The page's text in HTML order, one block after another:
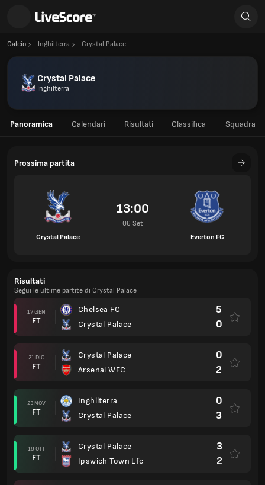
Calcio Inghilterra Crystal Palace
Crystal Palace
Inghilterra
Panoramica Calendari Risultati Classifica Squadra
Prossima partita
Crystal Palace
13:00
06 Set
Everton FC
Risultati
Segui le ultime partite di Crystal Palace
17 GEN
FT
Chelsea FC
Crystal Palace
5
0
21 DIC
FT
Crystal Palace
Arsenal WFC
0
2
23 NOV
FT
Inghilterra
Crystal Palace
0
3
19 OTT
FT
Crystal Palace
Ipswich Town Lfc
3
2